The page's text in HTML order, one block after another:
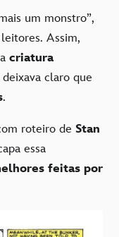
um monstro”,
Assim,
criatura
claro que
.
roteiro de Stan
essa
feitas por